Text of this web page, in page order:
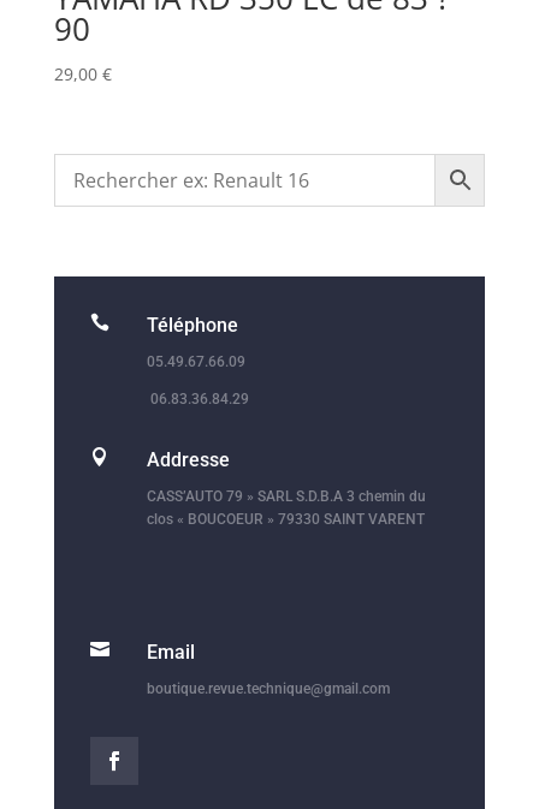
90
29,00 €
 Téléphone
05.49.67.66.09
06.83.36.84.29
 Addresse
CASS’AUTO 79 » SARL S.D.B.A 3 chemin du
clos « BOUCOEUR » 79330 SAINT VARENT
 Email
boutique.revue.technique@gmail.com